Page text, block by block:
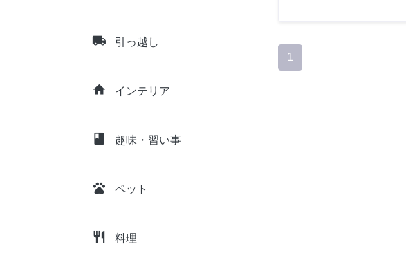
local_shipping 引っ越し
home インテリア
class 趣味・習い事
pets ペット
restaurant 料理
1